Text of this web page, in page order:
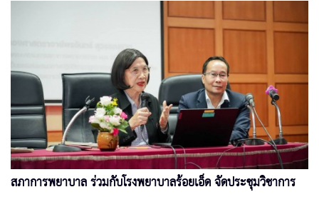
สภาการพยาบาล ร่วมกับโรงพยาบาลร้อยเอ็ด จัดประชุมวิชาการ